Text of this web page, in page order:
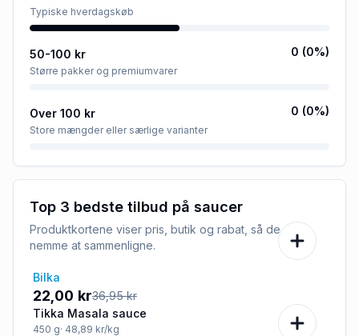
Typiske hverdagskøb
50-100 kr
Større pakker og premiumvarer
0 (0%)
Over 100 kr
Store mængder eller særlige varianter
0 (0%)
Top 3 bedste tilbud på saucer
Produktkortene viser pris, butik og rabat, så de er
nemme at sammenligne.
-40%
Bilka
22,00 kr36,95 kr
Tikka Masala sauce
450 g· 48,89 kr/kg